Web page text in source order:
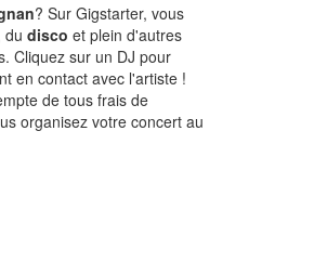
? Sur Gigstarter, vous
du disco et plein d'autres
Cliquez sur un DJ pour
en contact avec l'artiste !
de tous frais de
organisez votre concert au